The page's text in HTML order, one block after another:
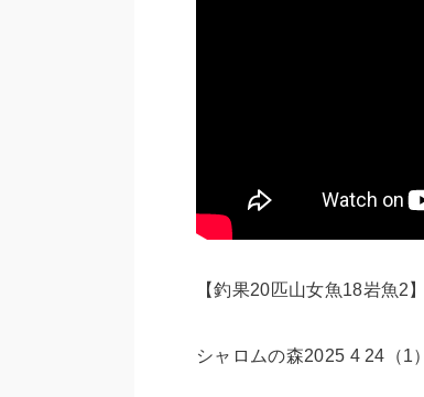
【釣果20匹山女魚18岩魚2】
シャロムの森2025 4 24（1）